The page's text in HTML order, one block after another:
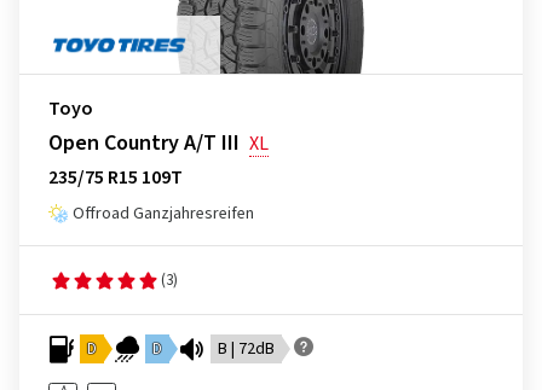
Toyo
Open Country A/T III XL
235/75 R15 109T
Offroad Ganzjahresreifen
(3)
D D B | 72dB